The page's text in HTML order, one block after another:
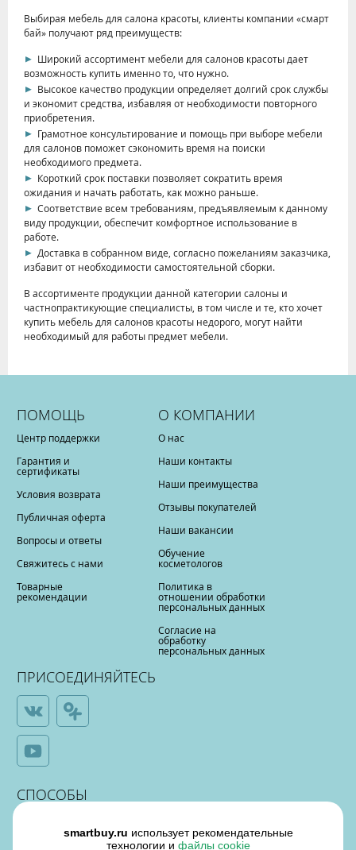
Выбирая мебель для салона красоты, клиенты компании «смарт
бай» получают ряд преимуществ:
Широкий ассортимент мебели для салонов красоты дает
возможность купить именно то, что нужно.
Высокое качество продукции определяет долгий срок службы
и экономит средства, избавляя от необходимости повторного
приобретения.
Грамотное консультирование и помощь при выборе мебели
для салонов поможет сэкономить время на поиски
необходимого предмета.
Короткий срок поставки позволяет сократить время
ожидания и начать работать, как можно раньше.
Соответствие всем требованиям, предъявляемым к данному
виду продукции, обеспечит комфортное использование в
работе.
Доставка в собранном виде, согласно пожеланиям заказчика,
избавит от необходимости самостоятельной сборки.
В ассортименте продукции данной категории салоны и
частнопрактикующие специалисты, в том числе и те, кто хочет
купить мебель для салонов красоты недорого, могут найти
необходимый для работы предмет мебели.
ПОМОЩЬ
Центр поддержки
Гарантия и
сертификаты
Условия возврата
Публичная оферта
Вопросы и ответы
Свяжитесь с нами
Товарные
рекомендации
О КОМПАНИИ
О нас
Наши контакты
Наши преимущества
Отзывы покупателей
Наши вакансии
Обучение
косметологов
Политика в
отношении обработки
персональных данных
Согласие на
обработку
персональных данных
ПРИСОЕДИНЯЙТЕСЬ
СПОСОБЫ
ОПЛАТЫ
smartbuy.ru использует рекомендательные
технологии и файлы cookie